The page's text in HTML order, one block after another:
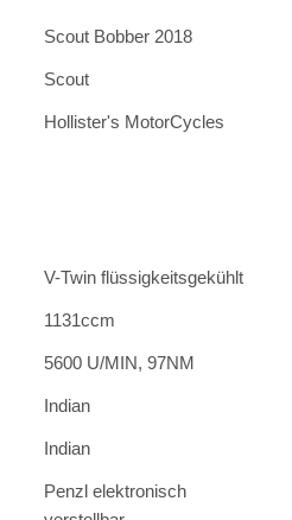
Scout Bobber 2018
Scout
Hollister's MotorCycles
V-Twin flüssigkeitsgekühlt
1131ccm
5600 U/MIN, 97NM
Indian
Indian
Penzl elektronisch